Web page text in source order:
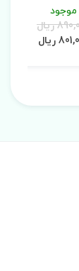
موجود
ریال
ریال